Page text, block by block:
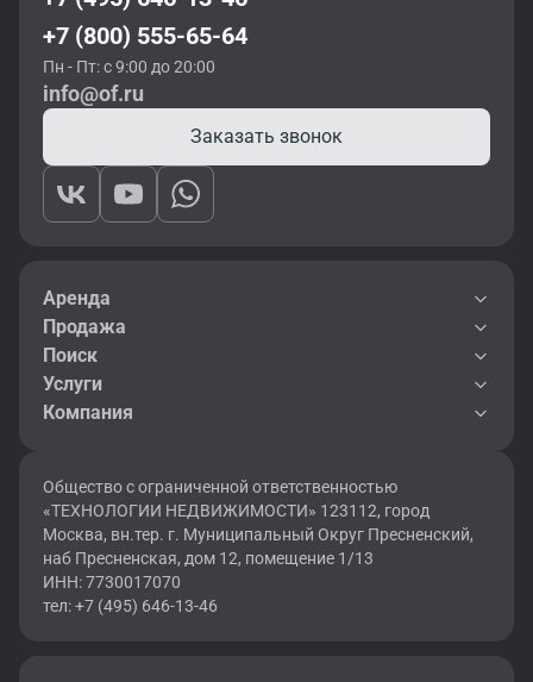
+7 (800) 555-65-64
Пн - Пт: с 9:00 до 20:00
info@of.ru
Заказать звонок
Аренда
Продажа
Поиск
Услуги
Компания
Общество с ограниченной ответственностью
«ТЕХНОЛОГИИ НЕДВИЖИМОСТИ» 123112, город
Москва, вн.тер. г. Муниципальный Округ Пресненский,
наб Пресненская, дом 12, помещение 1/13
ИНН: 7730017070
тел: +7 (495) 646-13-46